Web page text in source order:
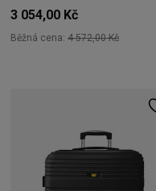
3 054,00 Kč
Běžná cena: 4 572,00 Kč